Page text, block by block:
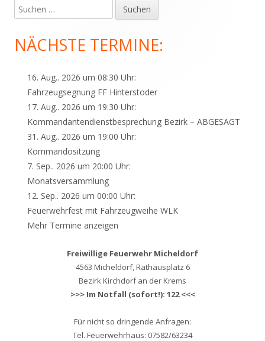
Haupt-
Seitenleiste
Suchen
nach:
NÄCHSTE TERMINE:
16. Aug.. 2026 um 08:30 Uhr:
Fahrzeugsegnung FF Hinterstoder
17. Aug.. 2026 um 19:30 Uhr:
Kommandantendienstbesprechung Bezirk – ABGESAGT
31. Aug.. 2026 um 19:00 Uhr:
Kommandositzung
7. Sep.. 2026 um 20:00 Uhr:
Monatsversammlung
12. Sep.. 2026 um 00:00 Uhr:
Feuerwehrfest mit Fahrzeugweihe WLK
Mehr Termine anzeigen
Freiwillige Feuerwehr Micheldorf
4563 Micheldorf, Rathausplatz 6
Bezirk Kirchdorf an der Krems
>>> Im Notfall (sofort!): 122 <<<
Für nicht so dringende Anfragen:
Tel. Feuerwehrhaus: 07582/63234